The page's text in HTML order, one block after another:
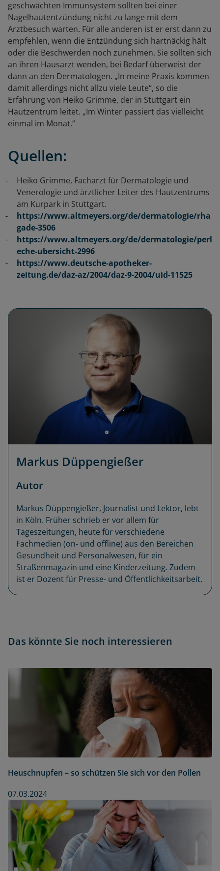
geschwächten Immunsystem sollten bei einer
Nagelhautentzündung nicht zu lange mit dem
Arztbesuch warten. Für alle anderen ist er erst dann zu
empfehlen, wenn die Entzündung sich hartnäckig hält
oder die Beschwerden noch zunehmen. Sie sollten sich
an ihren Hausarzt wenden, bei Bedarf überweist der
dann an den Dermatologen. „In meine Praxis kommen
damit allerdings nicht allzu viele Leute“, so die
Erfahrung von Heiko Grimme, der in Stuttgart ein
Hautzentrum leitet. „Im Winter passiert das vielleicht
einmal im Monat.“
Quellen:
Heiko Grimme, Facharzt für Dermatologie und
Venerologie und ärztlicher Leiter des Hautzentrums
am Kurpark in Stuttgart.
https://www.altmeyers.org/de/dermatologie/rha
gade-3506
https://www.altmeyers.org/de/dermatologie/perl
eche-ubersicht-2996
https://www.deutsche-apotheker-
zeitung.de/daz-az/2004/daz-9-2004/uid-11525
Markus Düppengießer
Autor
Markus Düppengießer, Journalist und Lektor, lebt
in Köln. Früher schrieb er vor allem für
Tageszeitungen, heute für verschiedene
Fachmedien (on- und offline) aus den Bereichen
Gesundheit und Personalwesen, für ein
Straßenmagazin und eine Kinderzeitung. Zudem
ist er Dozent für Presse- und Öffentlichkeitsarbeit.
Das könnte Sie noch interessieren
Heuschnupfen – so schützen Sie sich vor den Pollen
07.03.2024